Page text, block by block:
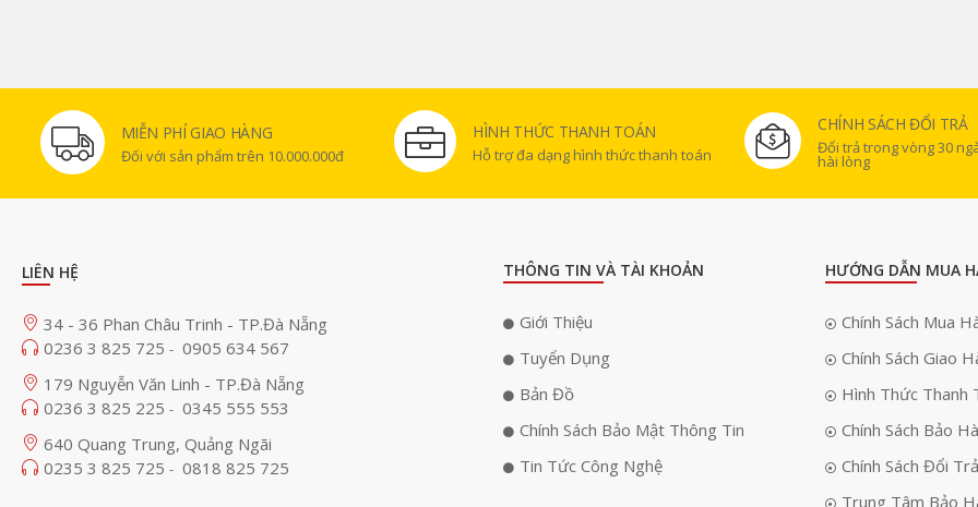
MIỄN PHÍ GIAO HÀNG
Đối với sản phẩm trên 10.000.000đ
HÌNH THỨC THANH TOÁN
Hỗ trợ đa dạng hình thức thanh toán
CHÍNH SÁCH ĐỔI TRẢ
Đổi trả trong vòng 30
hài lòng
LIÊN HỆ
34 - 36 Phan Châu Trinh - TP.Đà Nẵng
0236 3 825 725 - 0905 634 567
179 Nguyễn Văn Linh - TP.Đà Nẵng
0236 3 825 225 - 0345 555 553
640 Quang Trung, Quảng Ngãi
0235 3 825 725 - 0818 825 725
THÔNG TIN VÀ TÀI KHOẢN
Giới Thiệu
Tuyển Dụng
Bản Đồ
Chính Sách Bảo Mật Thông Tin
Tin Tức Công Nghệ
HƯỚNG DẪN MUA
Chính Sách Mua
Chính Sách Giao
Hình Thức Thanh
Chính Sách Bảo
Chính Sách Đổi Trả
Trung Tâm Bảo